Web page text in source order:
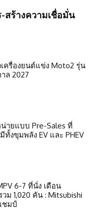
สร้างความเชื่อมั่น
ครื่องยนต์แข่ง Moto2 รุ่น
ล 2027
ายแบบ Pre-Sales ที่
ทั้งขุมพลัง EV และ PHEV
6-7 ที่นั่ง เดือน
ม 1,020 คัน : Mitsubishi
ชมป์